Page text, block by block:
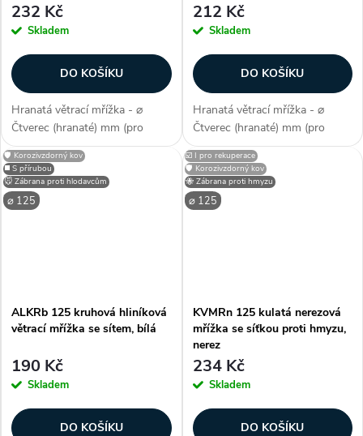
232 Kč
Skladem
DO KOŠÍKU
Hranatá větrací mřížka - ⌀
Čtverec (hranaté) mm (pro
potrubí), čtvercový tvar
konstrukce, barva , s
protidešťovými lamelami, vnější
rozměr 170x170 mm,
212 Kč
Skladem
DO KOŠÍKU
Hranatá větrací mřížka - ⌀
Čtverec (hranaté) mm (pro
potrubí), čtvercový tvar
konstrukce, barva , s
protidešťovými lamelami, vnější
rozměr 170x170 mm,
⌀ 125
◼️ S přírubou
🛡️ Korozivzdorný kov
🐭 Zábrana proti hlodavcům
ALKRb 125 kruhová hliníková
větrací mřížka se sítem, bílá
190 Kč
Skladem
DO KOŠÍKU
⌀ 125
☑️ I pro rekuperace
🛡️ Korozivzdorný kov
🐝 Zábrana proti hmyzu
KVMRn 125 kulatá nerezová
mřížka se síťkou proti hmyzu,
nerez
234 Kč
Skladem
DO KOŠÍKU